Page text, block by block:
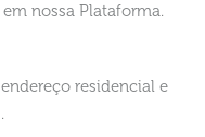
nossa Plataforma.
residencial e